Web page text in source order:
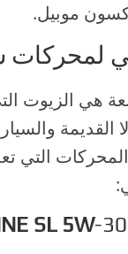
هي الزيوت
القديمة
التي
SL 5W-30